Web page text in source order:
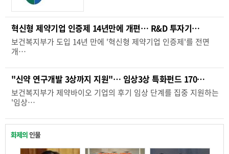
혁신형 제약기업 인증제 14년만에 개편… R&D 투자기…
보건복지부가 도입 14년 만에 '혁신형 제약기업 인증제'를 전면
개…
"신약 연구개발 3상까지 지원"… 임상3상 특화펀드 170…
보건복지부가 제약바이오 기업의 후기 임상 단계를 집중 지원하는
'임상…
화제의인물